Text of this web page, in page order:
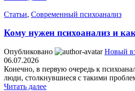
Статьи, Современный психоанализ
Кому нужен психоанализ и
Опубликовано
Новый
06.07.2026
Конечно, в первую очередь к
люди, столкнувшиеся с такими
Читать далее